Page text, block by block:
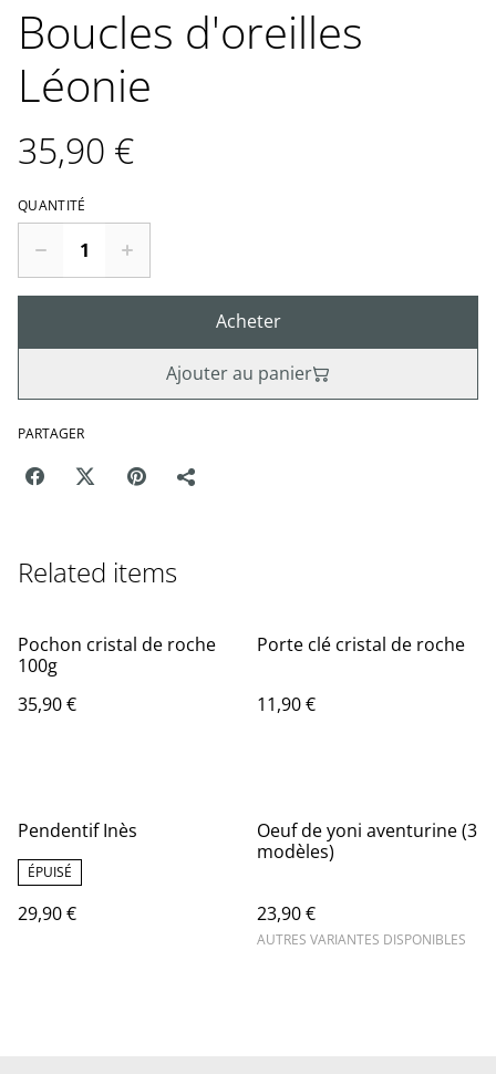
Boucles d'oreilles
Léonie
35,90 €
QUANTITÉ
Acheter
Ajouter au panier
PARTAGER
Related items
Pochon cristal de roche
100g
35,90 €
Porte clé cristal de roche
11,90 €
Pendentif Inès
ÉPUISÉ
29,90 €
Oeuf de yoni aventurine (3
modèles)
23,90 €
AUTRES VARIANTES DISPONIBLES